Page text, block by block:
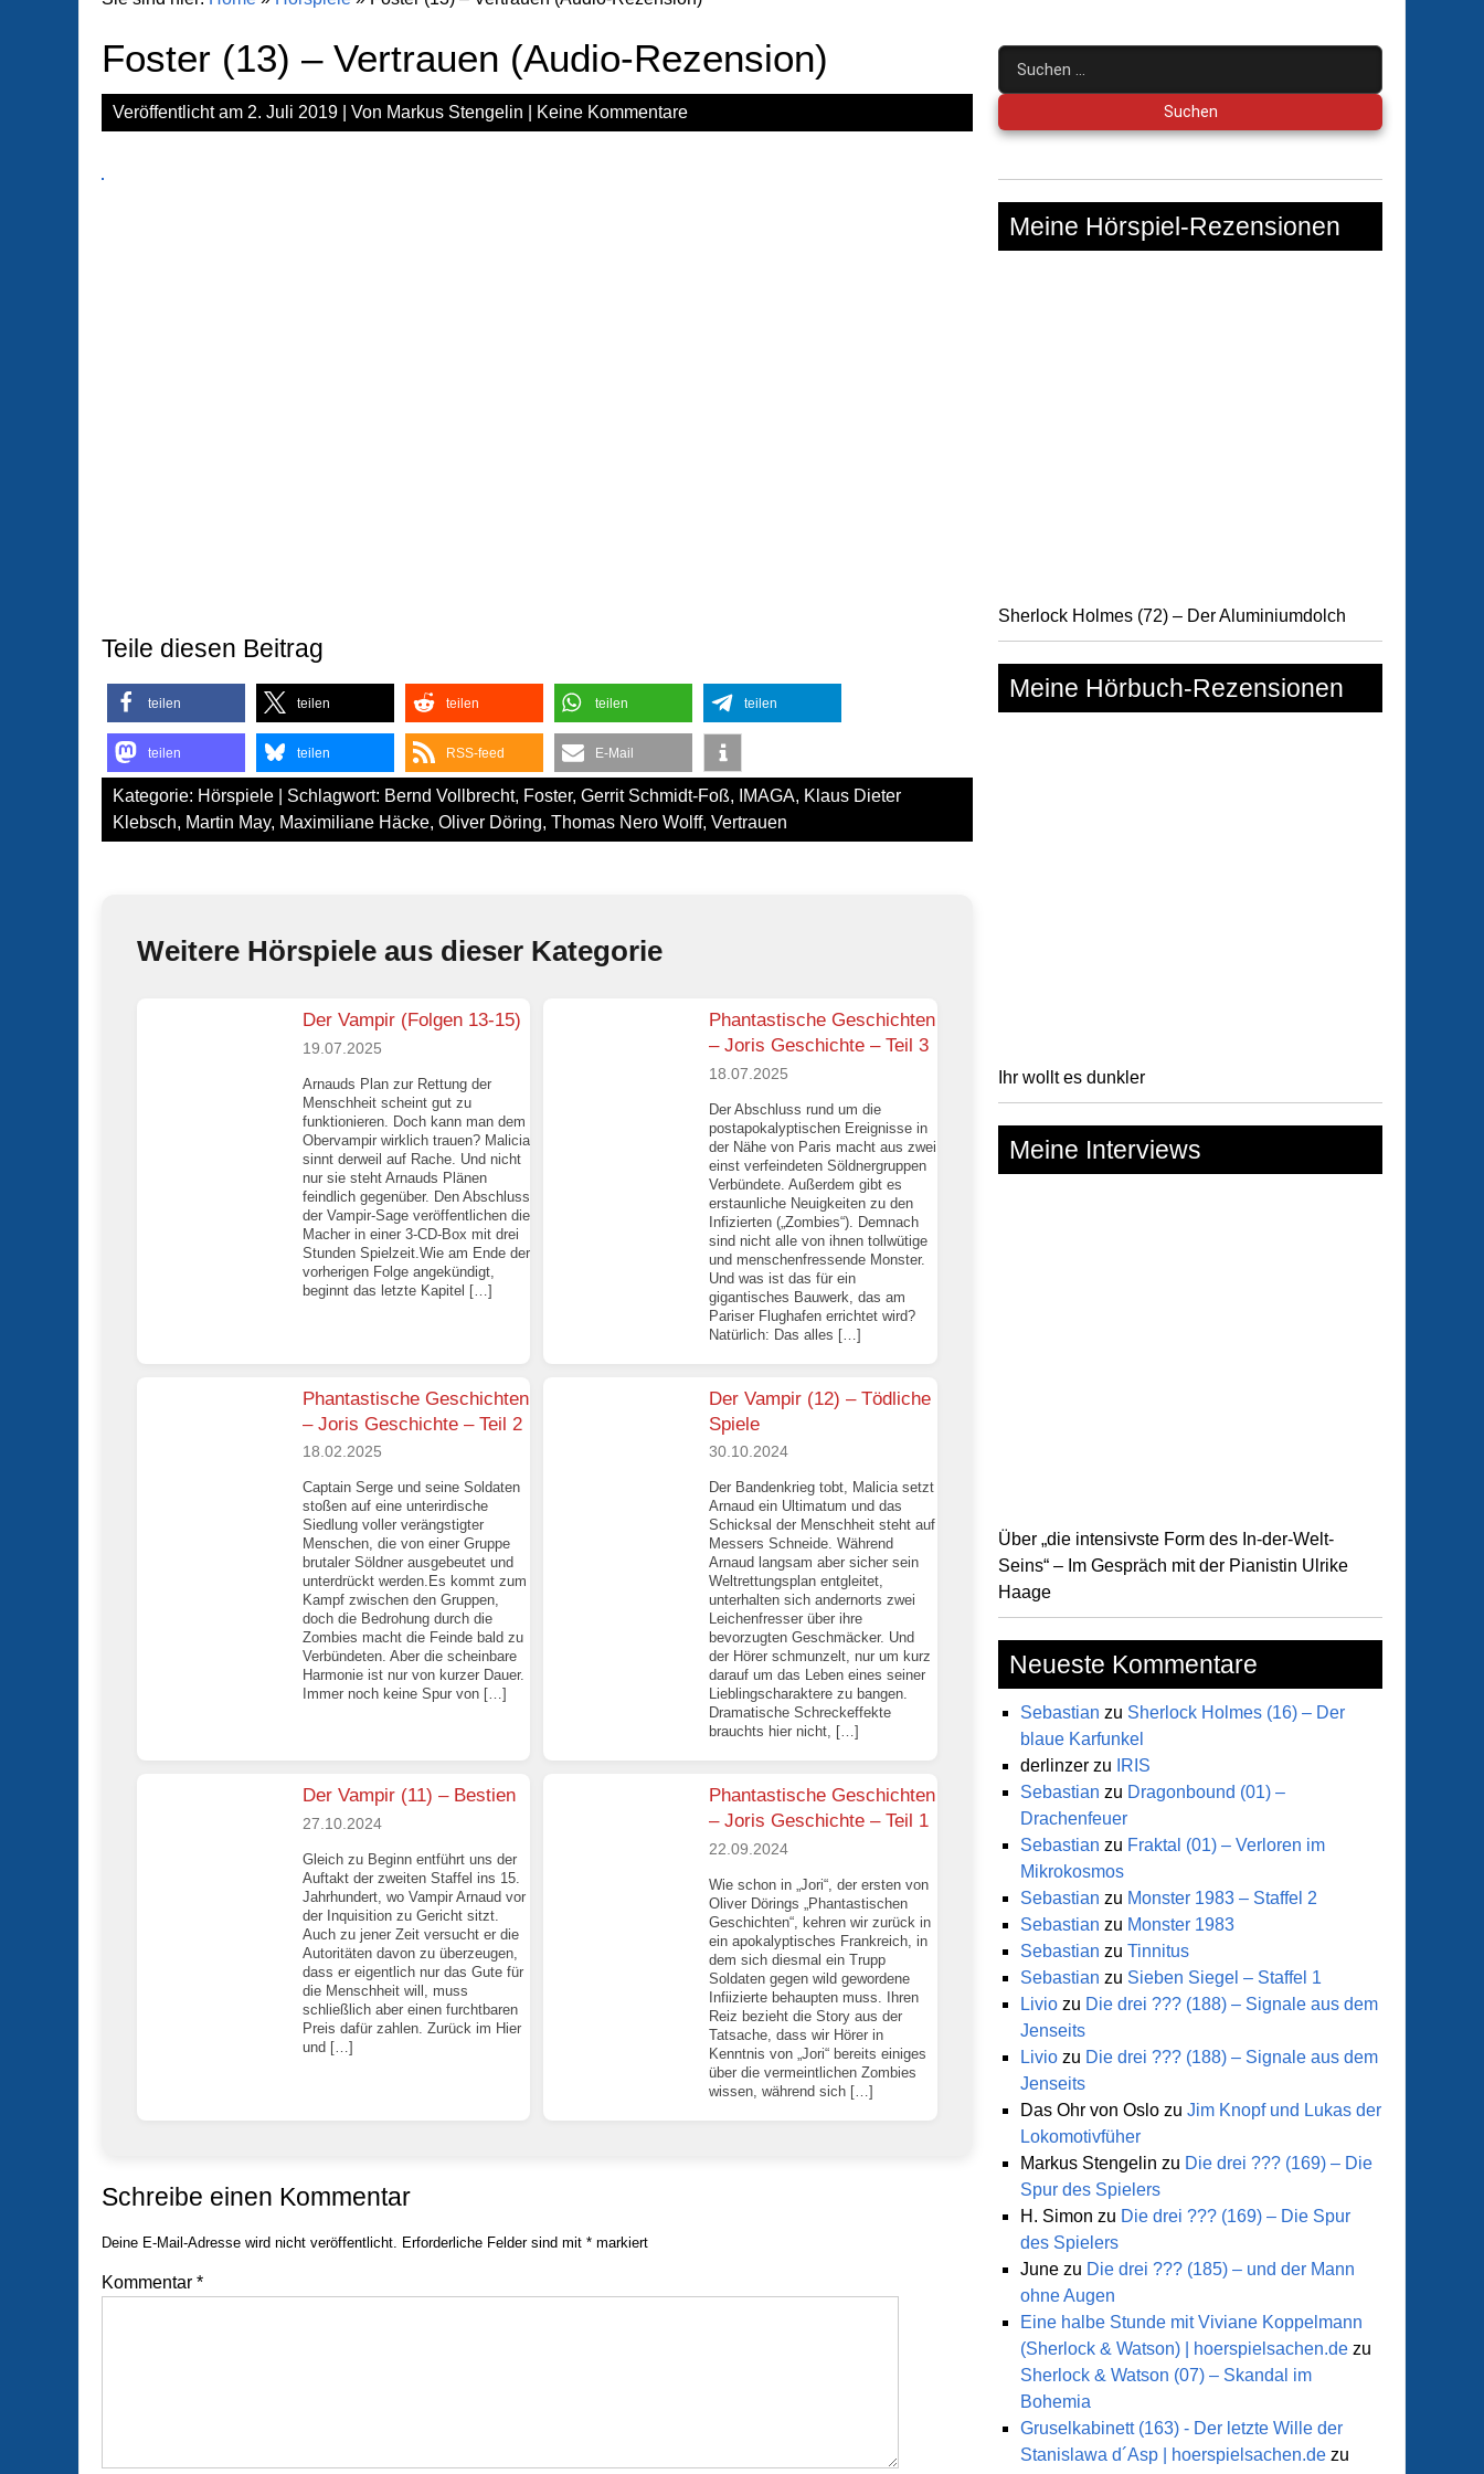
Foster (13) – Vertrauen (Audio-Rezension)
Veröffentlicht am 2. Juli 2019 | Von Markus Stengelin Keine Kommentare
Teile diesen Beitrag
teilen teilen teilen teilen teilen
teilen teilen RSS-feed E-Mail
Kategorie: Hörspiele | Schlagwort: Bernd Vollbrecht, Foster, Gerrit Schmidt-Foß, IMAGA, Klaus Dieter
Klebsch, Martin May, Maximiliane Häcke, Oliver Döring, Thomas Nero Wolff, Vertrauen
Weitere Hörspiele aus dieser Kategorie
Der Vampir (Folgen 13-15)
19.07.2025
Arnauds Plan zur Rettung der
Menschheit scheint gut zu
funktionieren. Doch kann man dem
Obervampir wirklich trauen? Malicia
sinnt derweil auf Rache. Und nicht
nur sie steht Arnauds Plänen
feindlich gegenüber. Den Abschluss
der Vampir-Sage veröffentlichen die
Macher in einer 3-CD-Box mit drei
Stunden Spielzeit.Wie am Ende der
vorherigen Folge angekündigt,
beginnt das letzte Kapitel […]
Phantastische Geschichten
– Joris Geschichte – Teil 3
18.07.2025
Der Abschluss rund um die
postapokalyptischen Ereignisse in
der Nähe von Paris macht aus zwei
einst verfeindeten Söldnergruppen
Verbündete. Außerdem gibt es
erstaunliche Neuigkeiten zu den
Infizierten („Zombies“). Demnach
sind nicht alle von ihnen tollwütige
und menschenfressende Monster.
Und was ist das für ein
gigantisches Bauwerk, das am
Pariser Flughafen errichtet wird?
Natürlich: Das alles […]
Phantastische Geschichten
– Joris Geschichte – Teil 2
18.02.2025
Captain Serge und seine Soldaten
stoßen auf eine unterirdische
Siedlung voller verängstigter
Menschen, die von einer Gruppe
brutaler Söldner ausgebeutet und
unterdrückt werden.Es kommt zum
Kampf zwischen den Gruppen,
doch die Bedrohung durch die
Zombies macht die Feinde bald zu
Verbündeten. Aber die scheinbare
Harmonie ist nur von kurzer Dauer.
Immer noch keine Spur von […]
Der Vampir (12) – Tödliche
Spiele
30.10.2024
Der Bandenkrieg tobt, Malicia setzt
Arnaud ein Ultimatum und das
Schicksal der Menschheit steht auf
Messers Schneide. Während
Arnaud langsam aber sicher sein
Weltrettungsplan entgleitet,
unterhalten sich andernorts zwei
Leichenfresser über ihre
bevorzugten Geschmäcker. Und
der Hörer schmunzelt, nur um kurz
darauf um das Leben eines seiner
Lieblingscharaktere zu bangen.
Dramatische Schreckeffekte
brauchts hier nicht, […]
Der Vampir (11) – Bestien
27.10.2024
Gleich zu Beginn entführt uns der
Auftakt der zweiten Staffel ins 15.
Jahrhundert, wo Vampir Arnaud vor
der Inquisition zu Gericht sitzt.
Auch zu jener Zeit versucht er die
Autoritäten davon zu überzeugen,
dass er eigentlich nur das Gute für
die Menschheit will, muss
schließlich aber einen furchtbaren
Preis dafür zahlen. Zurück im Hier
und […]
Phantastische Geschichten
– Joris Geschichte – Teil 1
22.09.2024
Wie schon in „Jori“, der ersten von
Oliver Dörings „Phantastischen
Geschichten“, kehren wir zurück in
ein apokalyptisches Frankreich, in
dem sich diesmal ein Trupp
Soldaten gegen wild gewordene
Infiizierte behaupten muss. Ihren
Reiz bezieht die Story aus der
Tatsache, dass wir Hörer in
Kenntnis von „Jori“ bereits einiges
über die vermeintlichen Zombies
wissen, während sich […]
Schreibe einen Kommentar
Deine E-Mail-Adresse wird nicht veröffentlicht. Erforderliche Felder sind mit * markiert
Kommentar *
Suchen
nach:
Meine Hörspiel-Rezensionen
Sherlock Holmes (72) – Der Aluminiumdolch
Meine Hörbuch-Rezensionen
Ihr wollt es dunkler
Meine Interviews
Über „die intensivste Form des In-der-Welt-
Seins“ – Im Gespräch mit der Pianistin Ulrike
Haage
Neueste Kommentare
Sebastian zu Sherlock Holmes (16) – Der
blaue Karfunkel
derlinzer zu
IRIS
Sebastian zu Dragonbound (01) –
Drachenfeuer
Sebastian zu Fraktal (01) – Verloren im
Mikrokosmos
Sebastian zu Monster 1983 – Staffel 2
Sebastian zu Monster 1983
Sebastian zu Tinnitus
Sebastian zu Sieben Siegel – Staffel 1
Livio zu Die drei ??? (188) – Signale aus dem
Jenseits
Livio zu Die drei ??? (188) – Signale aus dem
Jenseits
Das Ohr von Oslo zu Jim Knopf und Lukas der
Lokomotivfüher
Markus Stengelin zu Die drei ??? (169) – Die
Spur des Spielers
H. Simon zu Die drei ??? (169) – Die Spur
des Spielers
June zu Die drei ??? (185) – und der Mann
ohne Augen
Eine halbe Stunde mit Viviane Koppelmann
(Sherlock & Watson) | hoerspielsachen.de zu
Sherlock & Watson (07) – Skandal im
Bohemia
Gruselkabinett (163) - Der letzte Wille der
Stanislawa d´Asp | hoerspielsachen.de zu